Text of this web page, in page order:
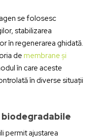
se folosesc
stabilizarea
în regenerarea ghidată.
de membrane și
în care aceste
în diverse situații
permit ajustarea